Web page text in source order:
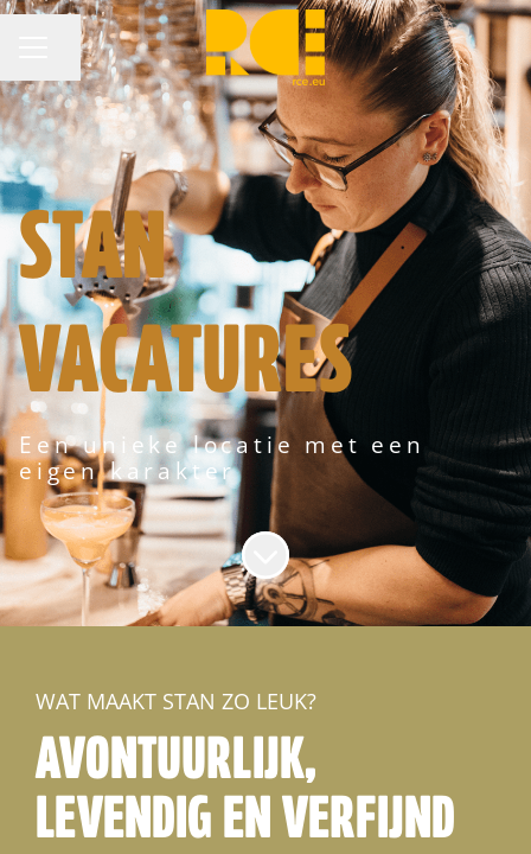
CARRIÈREMENU
Pagina delen
STAN
VACATURES
Een unieke locatie met een
eigen karakter
Naar content scrollen
WAT MAAKT STAN ZO LEUK?
AVONTUURLIJK,
LEVENDIG EN VERFIJND